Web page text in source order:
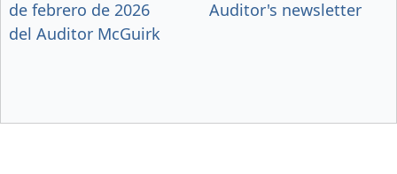
de febrero de 2026
del Auditor McGuirk
Auditor's newsletter